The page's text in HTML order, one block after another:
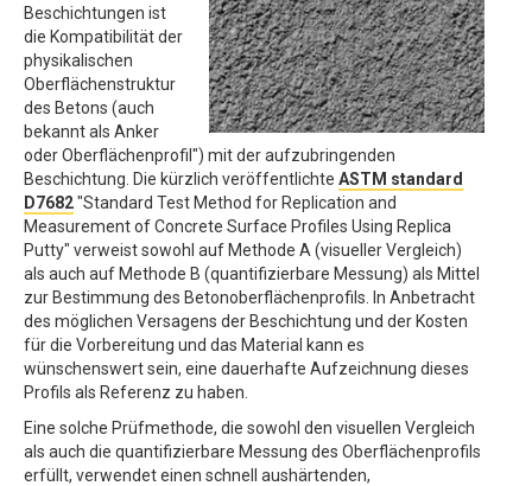
Beschichtungen ist
die Kompatibilität der
physikalischen
Oberflächenstruktur
des Betons (auch
bekannt als Anker
oder Oberflächenprofil") mit der aufzubringenden
Beschichtung. Die kürzlich veröffentlichte ASTM standard
D7682"Standard Test Method for Replication and
Measurement of Concrete Surface Profiles Using Replica
Putty" verweist sowohl auf Methode A (visueller Vergleich)
als auch auf Methode B (quantifizierbare Messung) als Mittel
zur Bestimmung des Betonoberflächenprofils. In Anbetracht
des möglichen Versagens der Beschichtung und der Kosten
für die Vorbereitung und das Material kann es
wünschenswert sein, eine dauerhafte Aufzeichnung dieses
Profils als Referenz zu haben.
Eine solche Prüfmethode, die sowohl den visuellen Vergleich
als auch die quantifizierbare Messung des Oberflächenprofils
erfüllt, verwendet einen schnell aushärtenden,